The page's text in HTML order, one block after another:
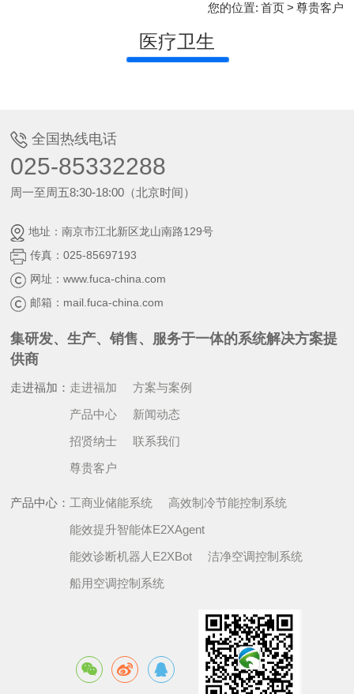
您的位置: 首页 > 尊贵客户
医疗卫生
全国热线电话
025-85332288
周一至周五8:30-18:00（北京时间）
地址：南京市江北新区龙山南路129号
传真：025-85697193
网址：www.fuca-china.com
邮箱：mail.fuca-china.com
集研发、生产、销售、服务于一体的系统解决方案提
供商
走进福加： 走进福加
方案与案例
产品中心
新闻动态
招贤纳士
联系我们
尊贵客户
产品中心： 工商业储能系统
高效制冷节能控制系统
能效提升智能体E2XAgent
能效诊断机器人E2XBot
洁净空调控制系统
船用空调控制系统